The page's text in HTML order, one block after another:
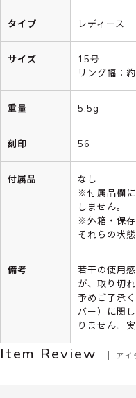
タイプ レディース
サイズ
15号
リング幅：
重量 5.5g
刻印 56
付属品
なし
※付属品欄
しません。
※外箱・保存
それらの状
備考
若干の使用
が、取り切
予めご了承
バー）に関
りません。
Item Review アイ